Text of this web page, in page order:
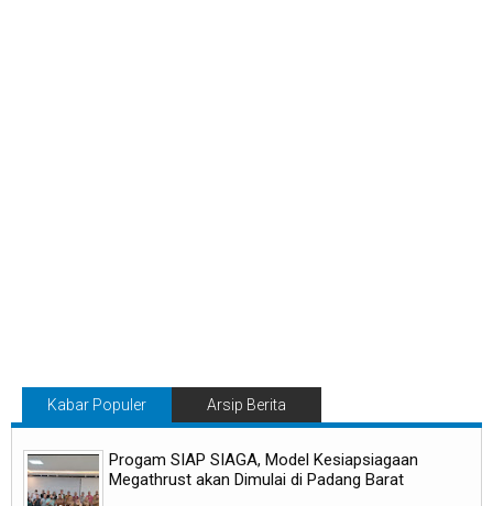
Kabar Populer Arsip Berita
Progam SIAP SIAGA, Model Kesiapsiagaan
Megathrust akan Dimulai di Padang Barat